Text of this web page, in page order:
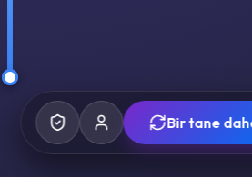
Bir tane